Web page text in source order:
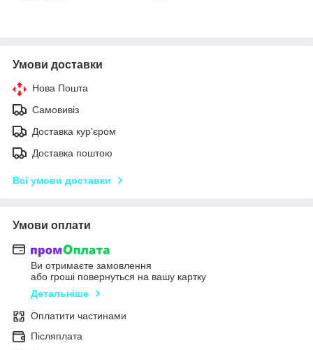
Умови доставки
Нова Пошта
Самовивіз
Доставка кур'єром
Доставка поштою
Всі умови доставки
Умови оплати
Ви отримаєте замовлення
або гроші повернуться на вашу картку
Детальніше
Оплатити частинами
Післяплата